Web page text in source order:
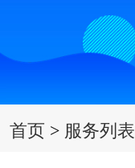
首页 > 服务列表